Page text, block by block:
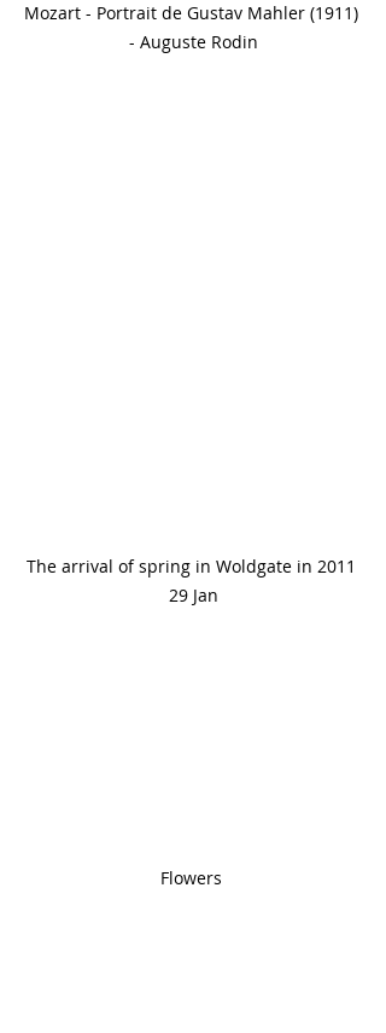
Mozart - Portrait de Gustav Mahler (1911)
- Auguste Rodin
The arrival of spring in Woldgate in 2011
29 Jan
Flowers